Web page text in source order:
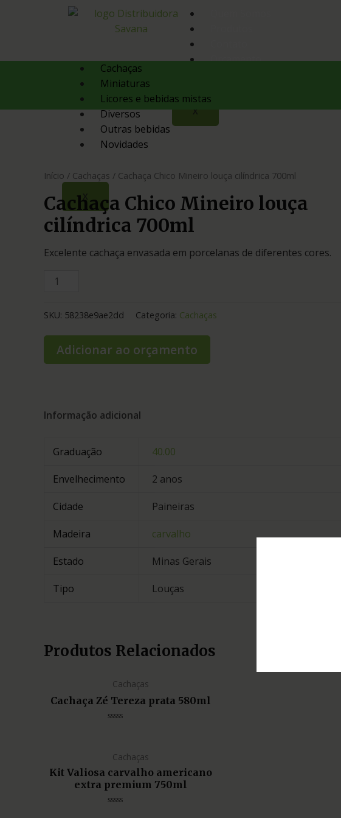
Orçamento
X
Cachaças
Miniaturas
Licores e bebidas mistas
Diversos
Outras bebidas
Novidades
X
Início / Cachaças / Cachaça Chico Mineiro louça cilíndrica 700ml
Cachaça Chico Mineiro louça
cilíndrica 700ml
Excelente cachaça envasada em porcelanas de diferentes cores.
SKU: 58238e9ae2dd Categoria: Cachaças
Adicionar ao orçamento
Informação adicional
Graduação 40.00
Envelhecimento 2 anos
Cidade Paineiras
Madeira carvalho
Estado Minas Gerais
Tipo Louças
Produtos Relacionados
Cachaças
Cachaça Zé Tereza prata 580ml
Cachaças
Kit Valiosa carvalho americano
extra premium 750ml